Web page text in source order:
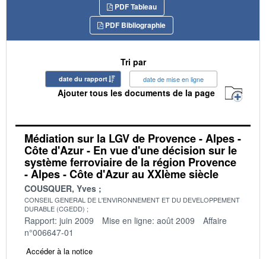
PDF Tableau
PDF Bibliographie
Tri par
date du rapport date de mise en ligne
Ajouter tous les documents de la page
Médiation sur la LGV de Provence - Alpes -
Côte d'Azur - En vue d'une décision sur le
système ferroviaire de la région Provence
- Alpes - Côte d'Azur au XXIème siècle
COUSQUER, Yves
CONSEIL GENERAL DE L'ENVIRONNEMENT ET DU DEVELOPPEMENT
DURABLE (CGEDD)
Rapport: juin 2009 Mise en ligne: août 2009
Affaire
n°006647-01
Accéder à la notice